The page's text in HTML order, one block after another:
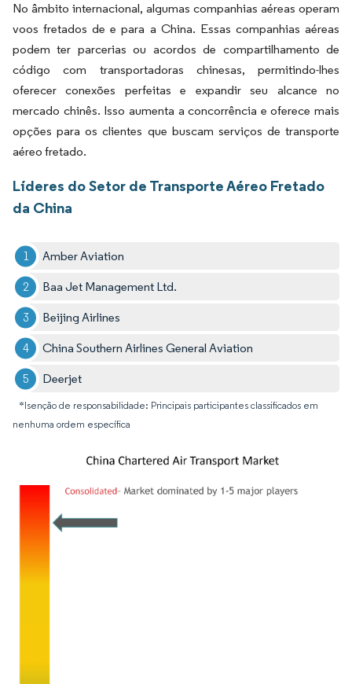
No âmbito internacional, algumas companhias aéreas operam
voos fretados de e para a China. Essas companhias aéreas
podem ter parcerias ou acordos de compartilhamento de
código com transportadoras chinesas, permitindo-lhes
oferecer conexões perfeitas e expandir seu alcance no
mercado chinês. Isso aumenta a concorrência e oferece mais
opções para os clientes que buscam serviços de transporte
aéreo fretado.
Líderes do Setor de Transporte Aéreo Fretado
da China
Amber Aviation
Baa Jet Management Ltd.
Beijing Airlines
China Southern Airlines General Aviation
Deerjet
*Isenção de responsabilidade: Principais participantes classificados em
nenhuma ordem específica